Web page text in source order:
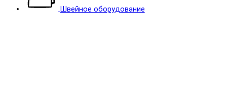
Швейное оборудование